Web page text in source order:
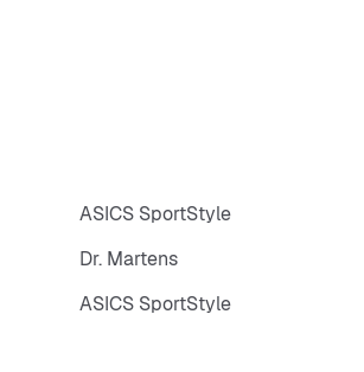
ASICS SportStyle
Dr. Martens
ASICS SportStyle